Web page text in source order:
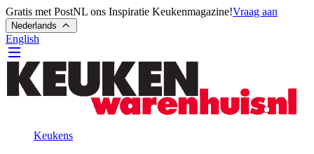
Gratis met PostNL ons Inspiratie Keukenmagazine!Vraag aan
Nederlands
English
Keukens